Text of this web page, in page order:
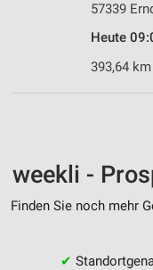
57339
Heute
393,64
weekli -
Finden Sie noch mehr
✔